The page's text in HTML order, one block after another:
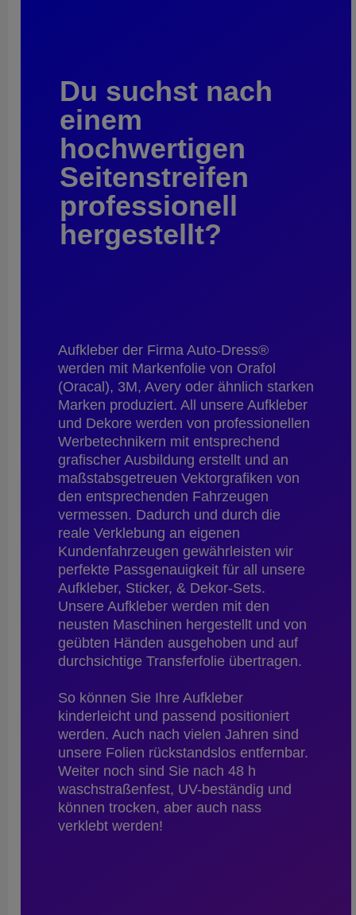
Du suchst nach
einem
hochwertigen
Seitenstreifen
professionell
hergestellt?
Aufkleber der Firma Auto-Dress®
werden mit Markenfolie von Orafol
(Oracal), 3M, Avery oder ähnlich starken
Marken produziert. All unsere Aufkleber
und Dekore werden von professionellen
Werbetechnikern mit entsprechend
grafischer Ausbildung erstellt und an
maßstabsgetreuen Vektorgrafiken von
den entsprechenden Fahrzeugen
vermessen. Dadurch und durch die
reale Verklebung an eigenen
Kundenfahrzeugen gewährleisten wir
perfekte Passgenauigkeit für all unsere
Aufkleber, Sticker, & Dekor-Sets.
Unsere Aufkleber werden mit den
neusten Maschinen hergestellt und von
geübten Händen ausgehoben und auf
durchsichtige Transferfolie übertragen.
So können Sie Ihre Aufkleber
kinderleicht und passend positioniert
werden. Auch nach vielen Jahren sind
unsere Folien rückstandslos entfernbar.
Weiter noch sind Sie nach 48 h
waschstraßenfest, UV-beständig und
können trocken, aber auch nass
verklebt werden!